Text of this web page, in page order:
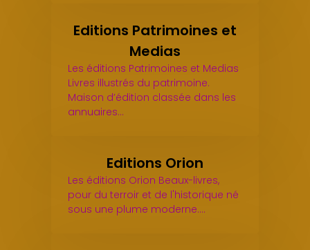
Editions Patrimoines et
Medias
Les éditions Patrimoines et Medias
Livres illustrés du patrimoine.
Maison d’édition classée dans les
annuaires…
Editions Orion
Les éditions Orion Beaux-livres,
pour du terroir et de l'historique né
sous une plume moderne.…